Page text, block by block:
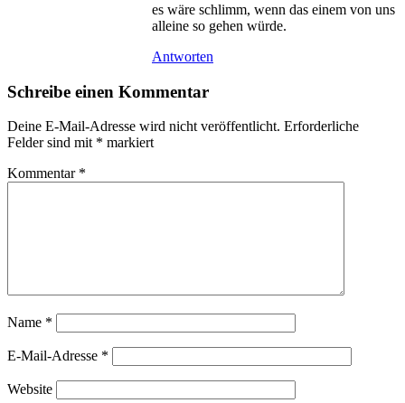
es wäre schlimm, wenn das einem von uns
alleine so gehen würde.
Antworten
Schreibe einen Kommentar
Deine E-Mail-Adresse wird nicht veröffentlicht. Erforderliche
Felder sind mit * markiert
Kommentar *
Name *
E-Mail-Adresse *
Website